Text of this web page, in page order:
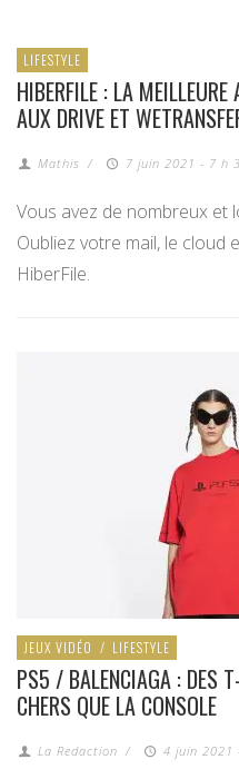
LIFESTYLE
HIBERFILE : LA MEILLEURE
AUX DRIVE ET
Mathis / 7 juin 2021 - 7 h
Vous avez de nombreux et
Oubliez votre mail, le cloud
HiberFile.
JEUX VIDÉO / LIFESTYLE
PS5 / BALENCIAGA : DES
CHERS QUE LA CONSOLE
La Redaction / 4 juin 2021